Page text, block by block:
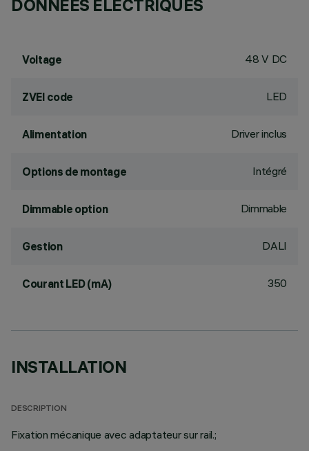
DONNÉES ÉLECTRIQUES
Voltage 48 V DC
ZVEI code LED
Alimentation Driver inclus
Options de montage Intégré
Dimmable option Dimmable
Gestion DALI
Courant LED (mA) 350
INSTALLATION
DESCRIPTION
Fixation mécanique avec adaptateur sur rail.;